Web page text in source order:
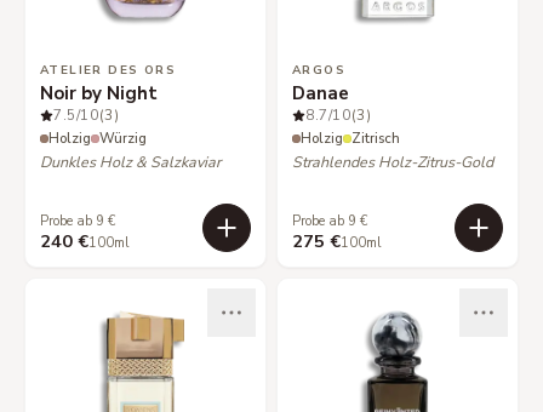
ATELIER DES ORS
Noir by Night
7.5/10(3)
Holzig Würzig
Dunkles Holz & Salzkaviar
Probe ab 9 €
240 €100ml
ARGOS
Danae
8.7/10(3)
Holzig Zitrisch
Strahlendes Holz-Zitrus-Gold
Probe ab 9 €
275 €100ml